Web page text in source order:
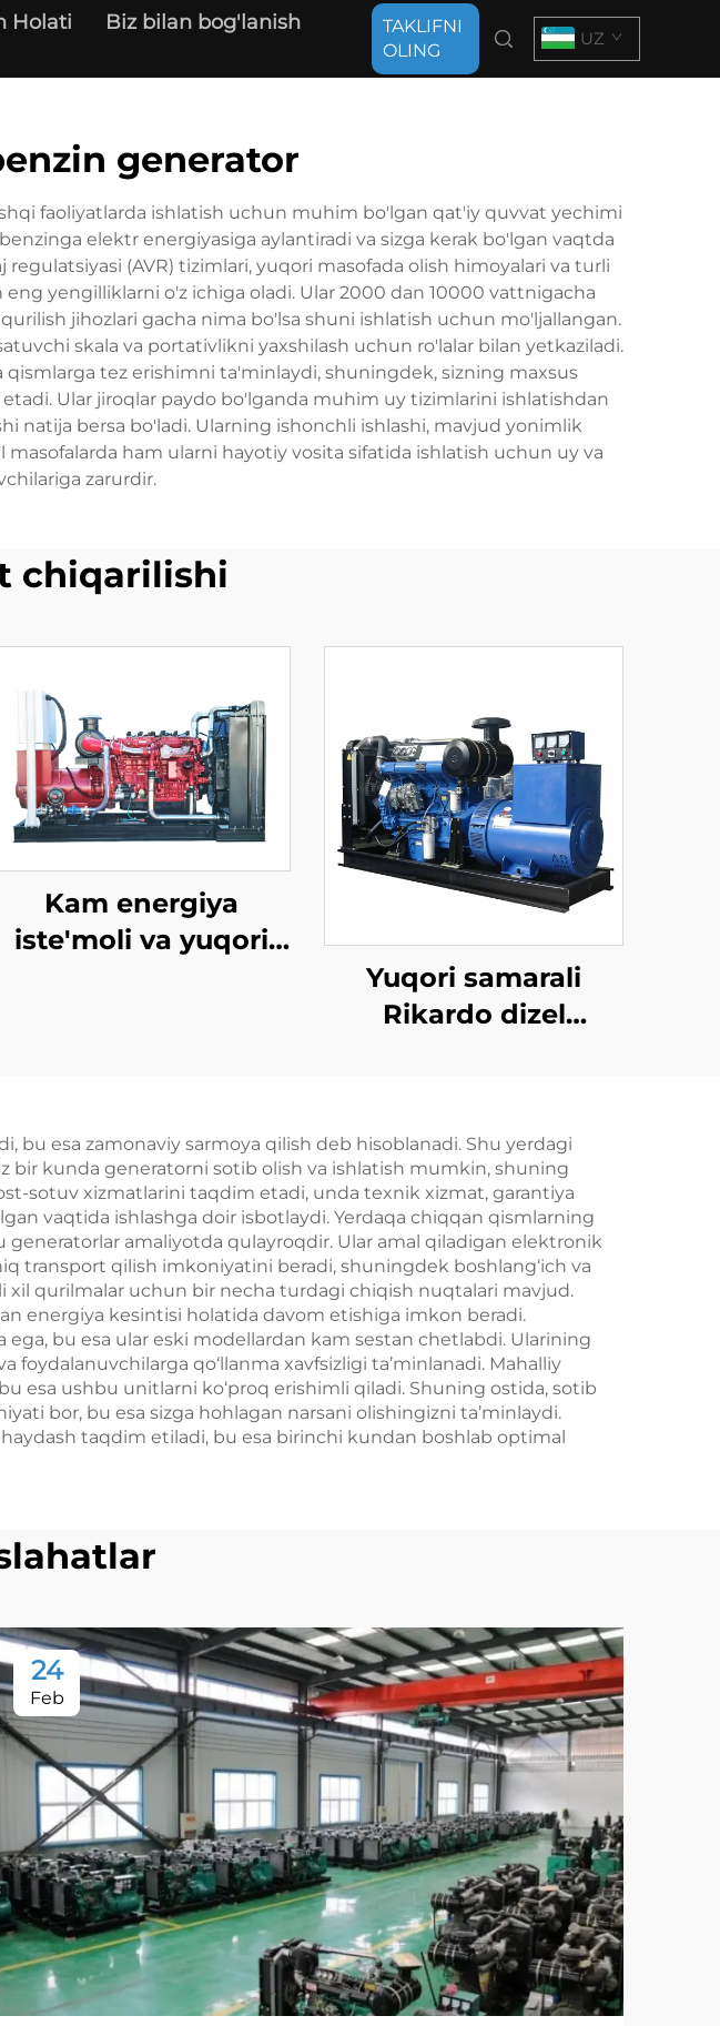
Holati
Biz bilan bog'lanish
TAKLIFNI
OLING
UZ
generator
faoliyatlarda ishlatish uchun muhim bo'lgan qat'iy quvvat yechimi
elektr energiyasiga aylantiradi va sizga kerak bo'lgan vaqtda
(AVR) tizimlari, yuqori masofada olish himoyalari va turli
yengilliklarni o'z ichiga oladi. Ular 2000 dan 10000 vattnigacha
jihozlari gacha nima bo'lsa shuni ishlatish uchun mo'ljallangan.
skala va portativlikni yaxshilash uchun ro'lalar bilan yetkaziladi.
tez erishimni ta'minlaydi, shuningdek, sizning maxsus
Ular jiroqlar paydo bo'lganda muhim uy tizimlarini ishlatishdan
natija bersa bo'ladi. Ularning ishonchli ishlashi, mavjud yonimlik
ham ularni hayotiy vosita sifatida ishlatish uchun uy va
zarurdir.
chiqarilishi
Kam energiya
iste'moli va yuqori
Yuqori samarali
Rikardo dizel
sotish
bu esa zamonaviy sarmoya qilish deb hisoblanadi. Shu yerdagi
bir kunda generatorni sotib olish va ishlatish mumkin, shuning
sotuv xizmatlarini taqdim etadi, unda texnik xizmat, garantiya
vaqtida ishlashga doir isbotlaydi. Yerdaqa chiqqan qismlarning
generatorlar amaliyotda qulayroqdir. Ular amal qiladigan elektronik
transport qilish imkoniyatini beradi, shuningdek boshlang‘ich va
xil qurilmalar uchun bir necha turdagi chiqish nuqtalari mavjud.
energiya kesintisi holatida davom etishiga imkon beradi.
bu esa ular eski modellardan kam sestan chetlabdi. Ularining
qo‘llanma xavfsizligi ta’minlanadi. Mahalliy
esa ushbu unitlarni ko‘proq erishimli qiladi. Shuning ostida, sotib
bor, bu esa sizga hohlagan narsani olishingizni ta’minlaydi.
taqdim etiladi, bu esa birinchi kundan boshlab optimal
24
Feb